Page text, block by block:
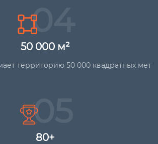
04
50 000 м²
территорию 50 000 квадратных мет
05
80+